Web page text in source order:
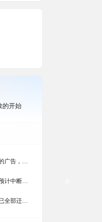
的开始
按钮需要注意
常为1分钟
站恢复完成！